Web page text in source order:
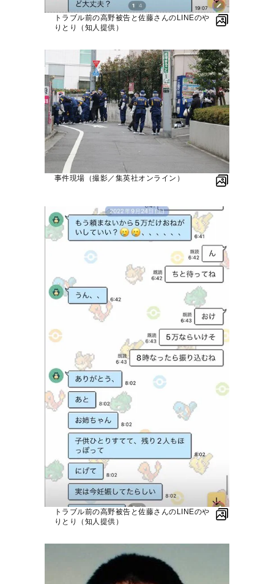
トラブル前の高野被告と佐藤さんのLINEのや
りとり（知人提供）
事件現場（撮影／集英社オンライン）
トラブル前の高野被告と佐藤さんのLINEのや
りとり（知人提供）